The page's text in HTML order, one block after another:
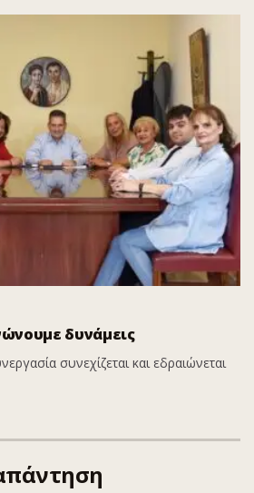
δυνάμεις
συνεχίζεται και εδραιώνεται